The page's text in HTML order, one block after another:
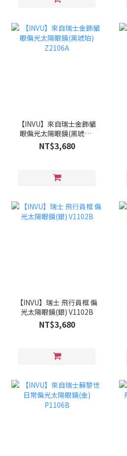
【INVU】來自瑞士金飾貓
眼偏光太陽眼鏡(黑琥珀)
Z2106A
NT$3,680
【INVU】瑞士 飛行員框 偏
光太陽眼鏡(銀) V1102B
NT$3,680